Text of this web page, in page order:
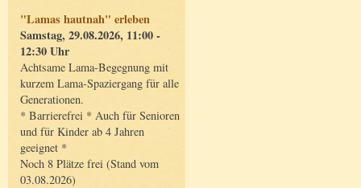
"Lamas hautnah" erleben
Samstag, 29.08.2026, 11:00 -
12:30 Uhr
Achtsame Lama-Begegnung mit
kurzem Lama-Spaziergang für alle
Generationen.
* Barrierefrei * Auch für Senioren
und für Kinder ab 4 Jahren
geeignet *
Noch 8 Plätze frei (Stand vom
03.08.2026)